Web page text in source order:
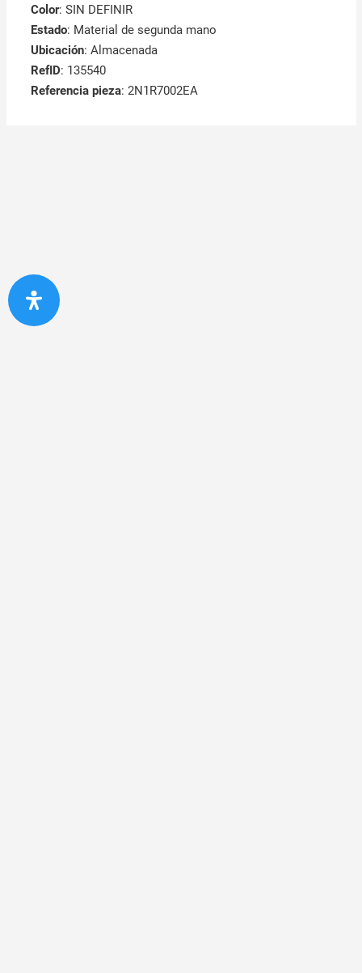
Color: SIN DEFINIR
Estado: Material de segunda mano
Ubicación: Almacenada
RefID: 135540
Referencia pieza: 2N1R7002EA